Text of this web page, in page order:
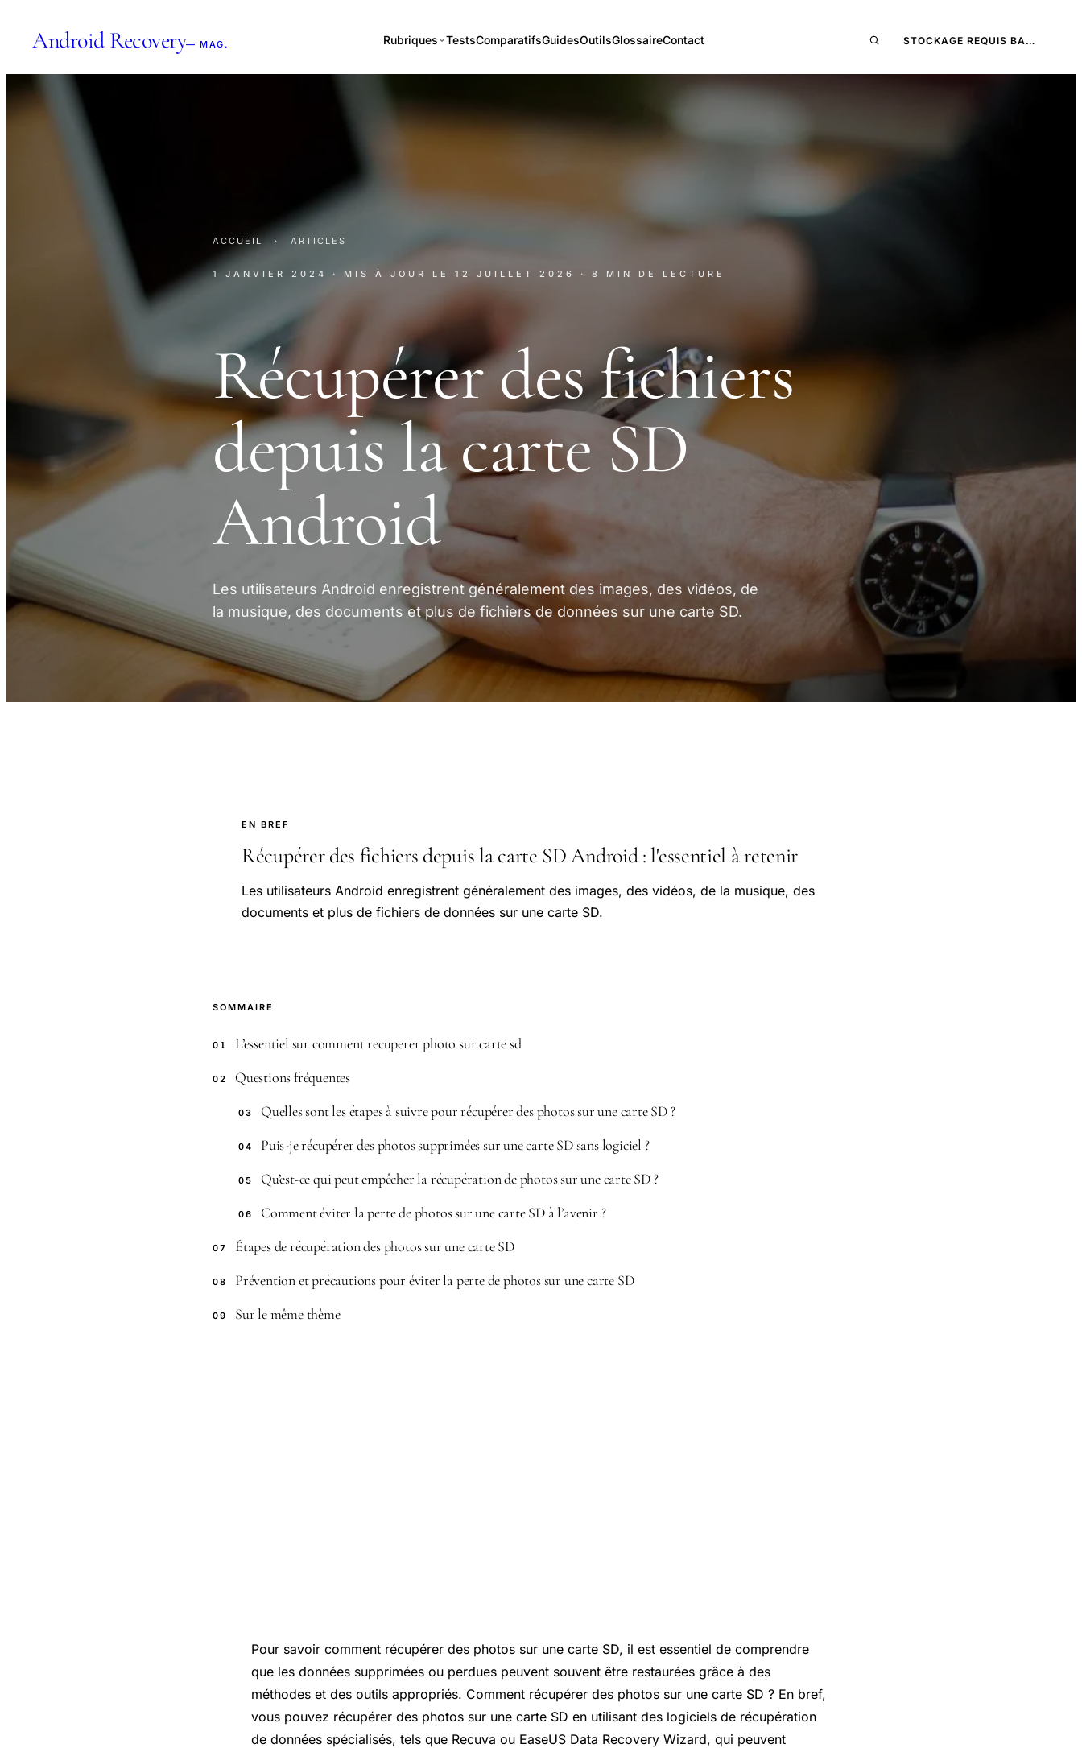
Android Recovery— MAG. Rubriques TestsComparatifsGuidesOutilsGlossaireContact STOCKAGE REQUIS BA…
ACCUEIL · ARTICLES
1 JANVIER 2024 · MIS À JOUR LE 12 JUILLET 2026 · 8 MIN DE LECTURE
Récupérer des fichiers
depuis la carte SD
Android
Les utilisateurs Android enregistrent généralement des images, des vidéos, de
la musique, des documents et plus de fichiers de données sur une carte SD.
EN BREF
Récupérer des fichiers depuis la carte SD Android : l'essentiel à retenir
Les utilisateurs Android enregistrent généralement des images, des vidéos, de la musique, des
documents et plus de fichiers de données sur une carte SD.
SOMMAIRE
01 L’essentiel sur comment recuperer photo sur carte sd
02 Questions fréquentes
03 Quelles sont les étapes à suivre pour récupérer des photos sur une carte SD ?
04 Puis-je récupérer des photos supprimées sur une carte SD sans logiciel ?
05 Qu’est-ce qui peut empêcher la récupération de photos sur une carte SD ?
06 Comment éviter la perte de photos sur une carte SD à l’avenir ?
07 Étapes de récupération des photos sur une carte SD
08 Prévention et précautions pour éviter la perte de photos sur une carte SD
09 Sur le même thème
Pour savoir comment récupérer des photos sur une carte SD, il est essentiel de comprendre
que les données supprimées ou perdues peuvent souvent être restaurées grâce à des
méthodes et des outils appropriés. Comment récupérer des photos sur une carte SD ? En bref,
vous pouvez récupérer des photos sur une carte SD en utilisant des logiciels de récupération
de données spécialisés, tels que Recuva ou EaseUS Data Recovery Wizard, qui peuvent